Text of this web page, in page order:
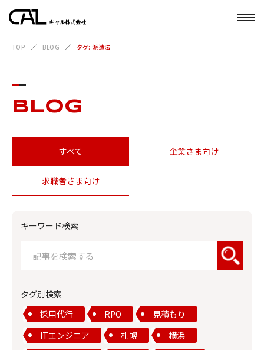
TOP BLOG タグ: 派遣法
BLOG
すべて 企業さま向け
求職者さま向け
キーワード検索
タグ別検索
採用代行
RPO
見積もり
ITエンジニア
札幌
横浜